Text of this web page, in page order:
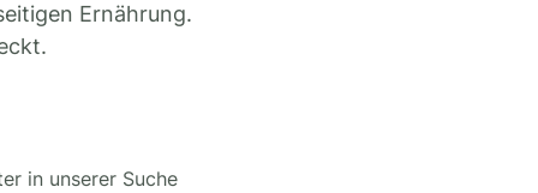
Ernährung.
in unserer Suche